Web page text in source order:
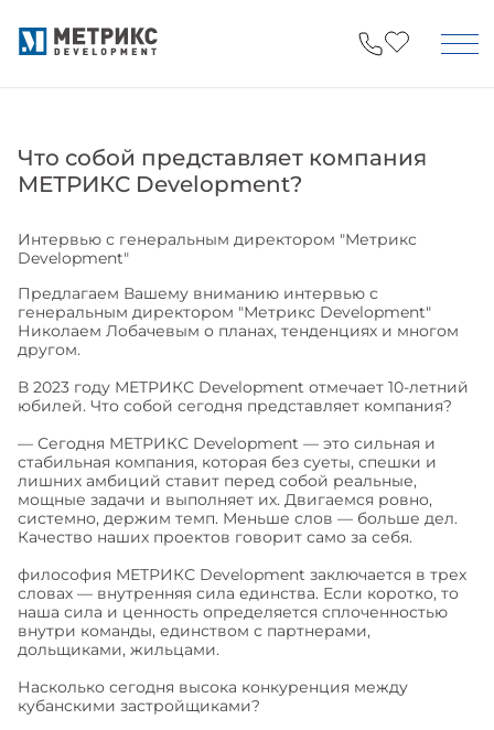
Что собой представляет компания
МЕТРИКС Development?
Интервью с генеральным директором "Метрикс
Development"
Предлагаем Вашему вниманию интервью с
генеральным директором "Метрикс Development"
Николаем Лобачевым о планах, тенденциях и многом
другом.
В 2023 году МЕТРИКС Development отмечает 10-летний
юбилей. Что собой сегодня представляет компания?
— Сегодня МЕТРИКС Development — это сильная и
стабильная компания, которая без суеты, спешки и
лишних амбиций ставит перед собой реальные,
мощные задачи и выполняет их. Двигаемся ровно,
системно, держим темп. Меньше слов — больше дел.
Качество наших проектов говорит само за себя.
философия МЕТРИКС Development заключается в трех
словах — внутренняя сила единства. Если коротко, то
наша сила и ценность определяется сплоченностью
внутри команды, единством с партнерами,
дольщиками, жильцами.
Насколько сегодня высока конкуренция между
кубанскими застройщиками?